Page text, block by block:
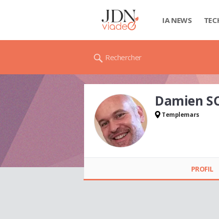
IA NEWS
Rechercher
Damien
Templemars
PROFIL